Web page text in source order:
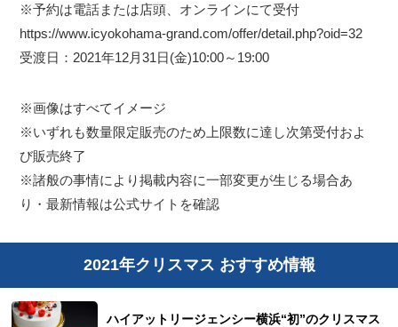
※予約は電話または店頭、オンラインにて受付
https://www.icyokohama-grand.com/offer/detail.php?oid=32
受渡日：2021年12月31日(金)10:00～19:00
※画像はすべてイメージ
※いずれも数量限定販売のため上限数に達し次第受付およ
び販売終了
※諸般の事情により掲載内容に一部変更が生じる場合あ
り・最新情報は公式サイトを確認
2021年クリスマス おすすめ情報
ハイアットリージェンシー横浜“初”のクリスマス